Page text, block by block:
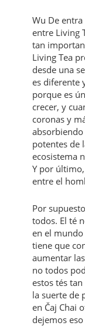
Wu De
entre Living
tan
Living Tea
desde una
es diferente
porque es
crecer, y
coronas y
potentes de
ecosistema
Y por
entre el
Por
todos. El té
en el mundo
tiene que
aumentar
no todos
estos tés
la suerte de
en Čaj Chai
dejemos